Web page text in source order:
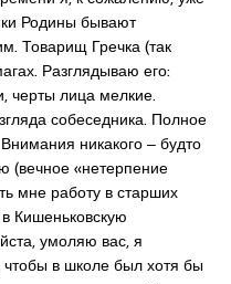
Родины бывают
Товарищ Гречка (так
Разглядываю его:
черты лица мелкие.
собеседника. Полное
никакого ‒ будто
(вечное «нетерпение
мне работу в старших
Кишеньковскую
умоляю вас, я
чтобы в школе был хотя бы